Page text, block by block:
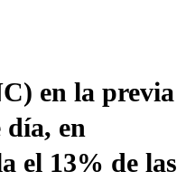
en la previa
día, en
el 13% de las